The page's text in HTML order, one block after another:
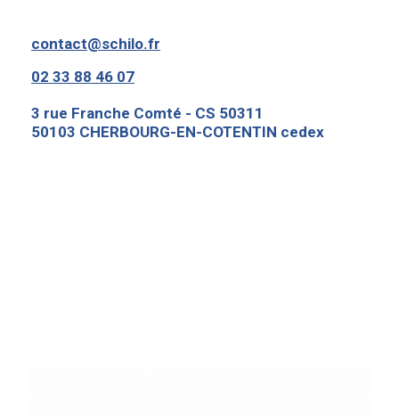
contact@schilo.fr
02 33 88 46 07
3 rue Franche Comté - CS 50311
50103 CHERBOURG-EN-COTENTIN cedex